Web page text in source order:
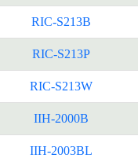
RIC-S213B
RIC-S213P
RIC-S213W
IIH-2000B
IIH-2003BL